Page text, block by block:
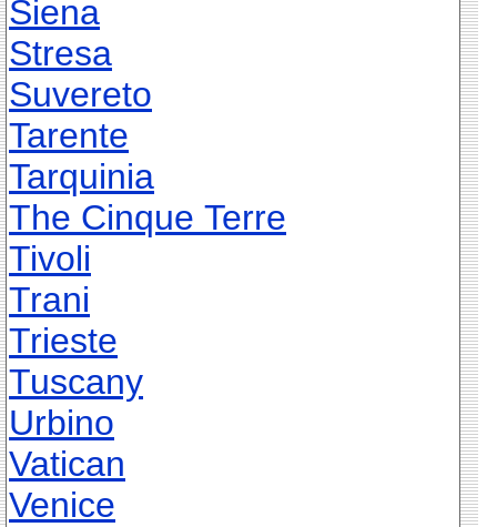
Siena
Stresa
Suvereto
Tarente
Tarquinia
The Cinque Terre
Tivoli
Trani
Trieste
Tuscany
Urbino
Vatican
Venice